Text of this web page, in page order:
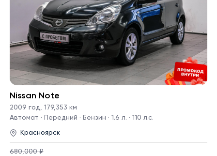
Nissan Note
2009 год, 179,353 км
Автомат · Передний · Бензин · 1.6 л. · 110 л.с.
Красноярск
680,000 ₽